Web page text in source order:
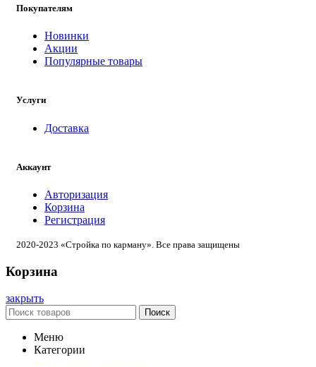
Покупателям
Новинки
Акции
Популярные товары
Услуги
Доставка
Аккаунт
Авторизация
Корзина
Регистрация
2020-2023 «Стройка по карману». Все права защищены
Корзина
закрыть
Поиск
Меню
Категории